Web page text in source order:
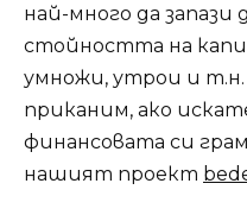
най-много да запази
стойността на
умножи, утрои и
приканим, ако
финансовата си
нашият проект